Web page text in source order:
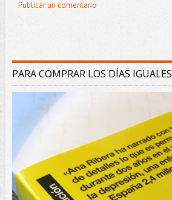
Publicar un comentario
PARA COMPRAR LOS DÍAS IGUALES